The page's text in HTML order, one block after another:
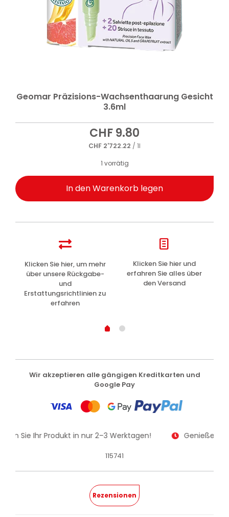
Geomar Präzisions-Wachsenthaarung Gesicht
3.6ml
CHF9.80
CHF 2'722.22 / 1l
1 vorrätig
In den Warenkorb legen
Klicken Sie hier, um mehr
über unsere Rückgabe-
und
Erstattungsrichtlinien zu
erfahren
Klicken Sie hier und
erfahren Sie alles über
den Versand
Wir akzeptieren alle gängigen Kreditkarten und
Google Pay
Sie Ihr Produkt in nur 2–3 Werktagen! Genießen
115741
Rezensionen